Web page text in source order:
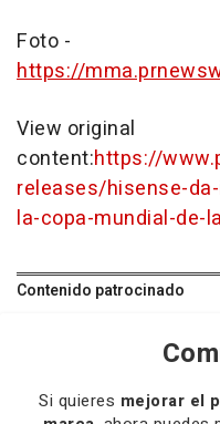
Foto -
https://
View original
content:https://
releases/hisense-
la-copa-mundial-de-
Contenido patrocinado
Si quieres mejorar el